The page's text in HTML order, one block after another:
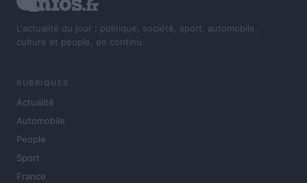
L'actualité du jour : politique, société, sport, automobile,
culture et people, en continu.
RUBRIQUES
Actualité
Automobile
People
Sport
France